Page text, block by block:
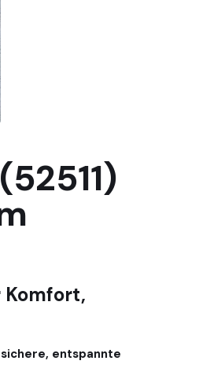
Komfort,
entspannte